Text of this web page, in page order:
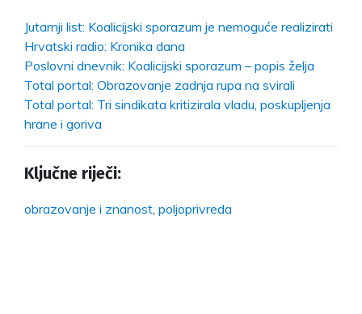
Jutarnji list: Koalicijski sporazum je nemoguće realizirati
Hrvatski radio: Kronika dana
Poslovni dnevnik: Koalicijski sporazum – popis želja
Total portal: Obrazovanje zadnja rupa na svirali
Total portal: Tri sindikata kritizirala vladu, poskupljenja
hrane i goriva
Ključne riječi:
obrazovanje i znanost poljoprivreda